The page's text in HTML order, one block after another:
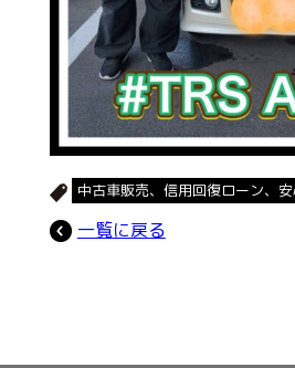
中古車販売、信用回復ローン、
一覧に戻る